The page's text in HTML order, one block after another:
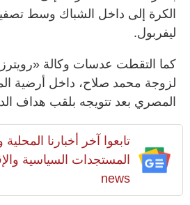
الكرة إلى داخل الشباك وسط
ليفربول.
كما التقطت عدسات وكالة
لزوجة محمد صلاح، داخل أرضية
المصري بعد تتويجه بلقب هداف
تابعوا آخر أخبارنا
news